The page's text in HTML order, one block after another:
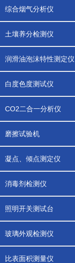
综合烟气分析仪
土壤养分检测仪
润滑油泡沫特性测定仪
白度色度测试仪
CO2二合一分析仪
磨擦试验机
凝点、倾点测定仪
消毒剂检测仪
照明开关测试台
玻璃外观检测仪
比表面积测量仪